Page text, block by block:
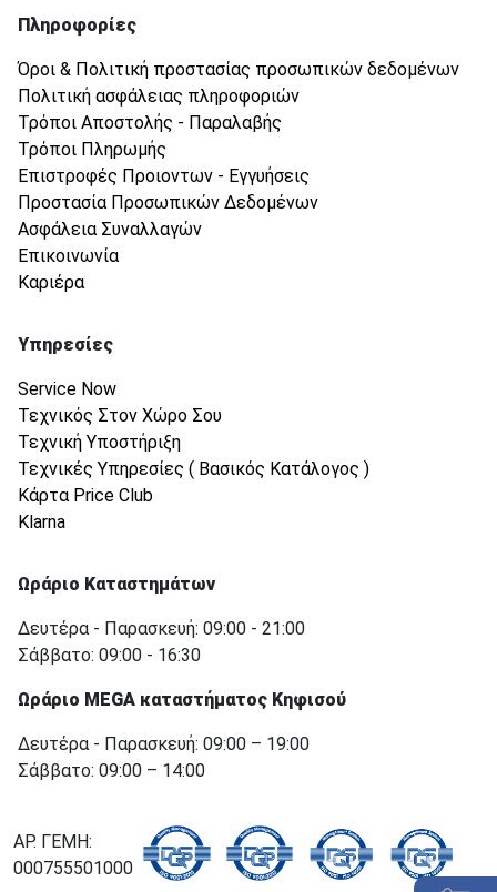
Πληροφορίες
Όροι & Πολιτική προστασίας προσωπικών δεδομένων
Πολιτική ασφάλειας πληροφοριών
Τρόποι Αποστολής - Παραλαβής
Τρόποι Πληρωμής
Επιστροφές Προιοντων - Εγγυήσεις
Προστασία Προσωπικών Δεδομένων
Ασφάλεια Συναλλαγών
Επικοινωνία
Καριέρα
Υπηρεσίες
Service Now
Τεχνικός Στον Χώρο Σου
Τεχνική Υποστήριξη
Τεχνικές Υπηρεσίες ( Βασικός Κατάλογος )
Κάρτα Price Club
Klarna
Ωράριο Καταστημάτων
Δευτέρα - Παρασκευή: 09:00 - 21:00
Σάββατο: 09:00 - 16:30
Ωράριο MEGA καταστήματος Κηφισού
Δευτέρα - Παρασκευή: 09:00 – 19:00
Σάββατο: 09:00 – 14:00
ΑΡ. ΓΕΜΗ:
000755501000